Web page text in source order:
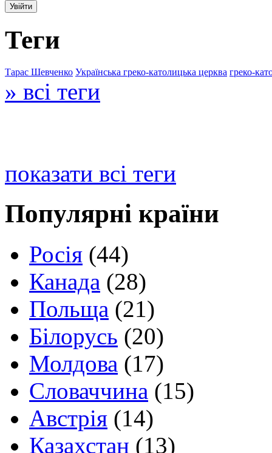
Теги
Тарас Шевченко Українська греко-католицька церква греко-
» всі теги
показати всі теги
Популярні країни
Росія (44)
Канада (28)
Польща (21)
Білорусь (20)
Молдова (17)
Словаччина (15)
Австрія (14)
Казахстан (13)